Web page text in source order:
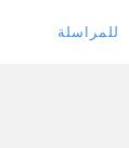
للمراسلة